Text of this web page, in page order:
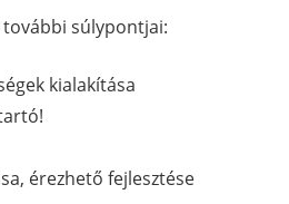
további súlypontjai:
kialakítása
érezhető fejlesztése